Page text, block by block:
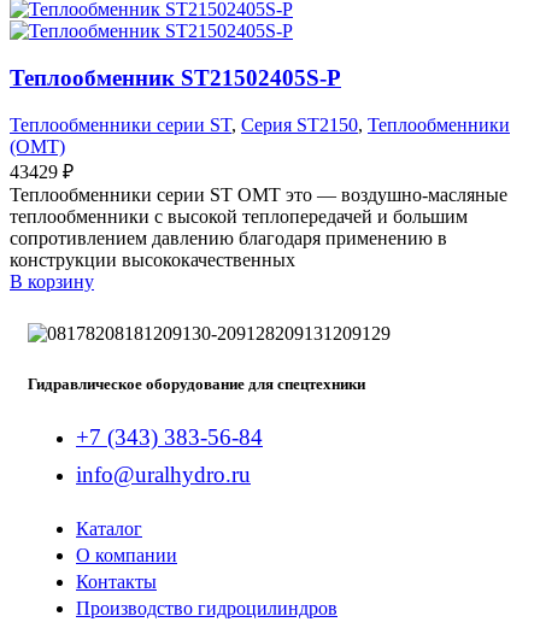
Теплообменник ST21502405S-P
Теплообменники серии ST, Серия ST2150, Теплообменники
(OMT)
43429 ₽
Теплообменники серии ST OMT это — воздушно-масляные
теплообменники с высокой теплопередачей и большим
сопротивлением давлению благодаря применению в
конструкции высококачественных
В корзину
Гидравлическое оборудование для спецтехники
+7 (343) 383-56-84
info@uralhydro.ru
Каталог
О компании
Контакты
Производство гидроцилиндров